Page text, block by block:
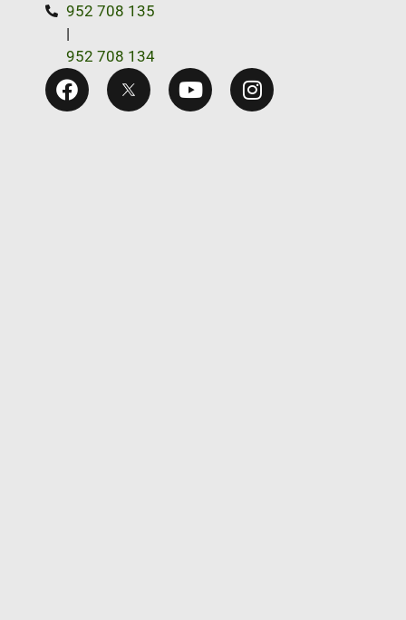
952 708 135
|
952 708 134